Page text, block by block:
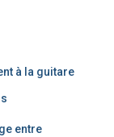
à la guitare
entre